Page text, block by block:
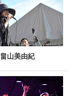
畠山美由紀